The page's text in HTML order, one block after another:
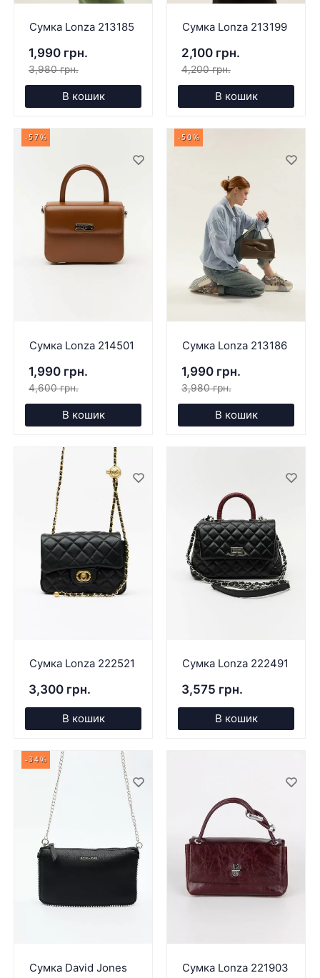
Сумка Lonza 213185
1,990 грн.
3,980 грн.
В кошик
Сумка Lonza 213199
2,100 грн.
4,200 грн.
В кошик
-57%
Сумка Lonza 214501
1,990 грн.
4,600 грн.
В кошик
-50%
Сумка Lonza 213186
1,990 грн.
3,980 грн.
В кошик
Сумка Lonza 222521
3,300 грн.
В кошик
Сумка Lonza 222491
3,575 грн.
В кошик
-34%
Сумка David Jones
Сумка Lonza 221903